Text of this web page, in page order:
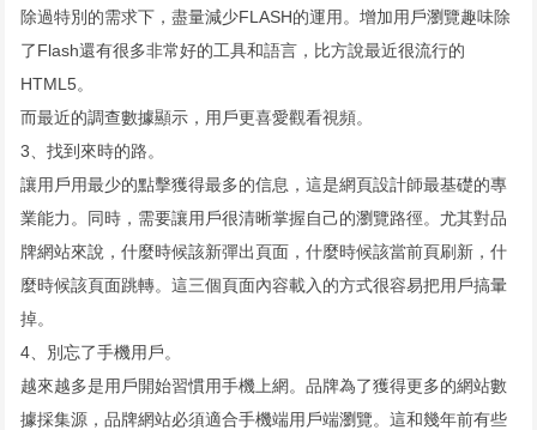
除過特別的需求下，盡量減少FLASH的運用。增加用戶瀏覽趣味除
了Flash還有很多非常好的工具和語言，比方說最近很流行的
HTML5。
而最近的調查數據顯示，用戶更喜愛觀看視頻。
3、找到來時的路。
讓用戶用最少的點擊獲得最多的信息，這是網頁設計師最基礎的專
業能力。同時，需要讓用戶很清晰掌握自己的瀏覽路徑。尤其對品
牌網站來說，什麼時候該新彈出頁面，什麼時候該當前頁刷新，什
麼時候該頁面跳轉。這三個頁面內容載入的方式很容易把用戶搞暈
掉。
4、別忘了手機用戶。
越來越多是用戶開始習慣用手機上網。品牌為了獲得更多的網站數
據採集源，品牌網站必須適合手機端用戶端瀏覽。這和幾年前有些